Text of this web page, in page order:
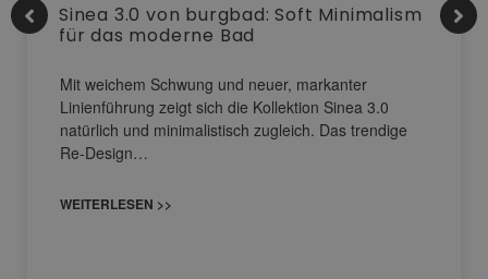
Sinea 3.0 von burgbad: Soft Minimalism
für das moderne Bad
Mit weichem Schwung und neuer, markanter
Linienführung zeigt sich die Kollektion Sinea 3.0
natürlich und minimalistisch zugleich. Das trendige
Re-Design…
WEITERLESEN >>